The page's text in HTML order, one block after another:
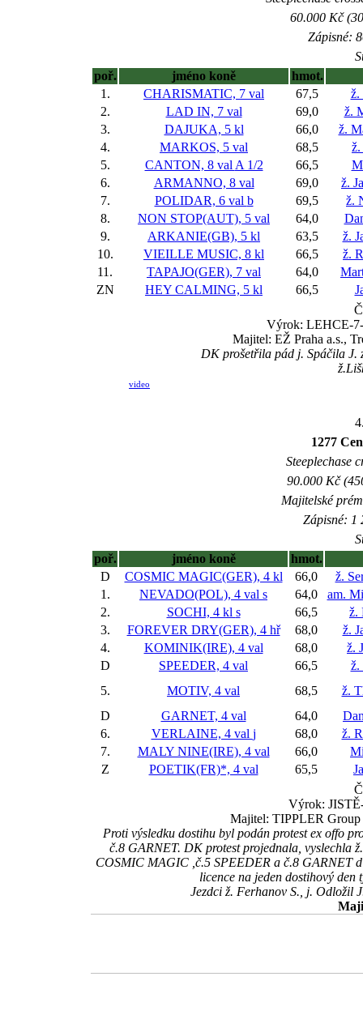
60.000 Kč
Zápisné:
poř.
jméno koně
hmot.
1.
CHARISMATIC, 7 val 67,5
ž.
2.
LAD IN, 7 val 69,0
ž.
3.
DAJUKA, 5 kl 66,0
ž.
4.
MARKOS, 5 val 68,5
ž.
5.
CANTON, 8 val A 1/2 66,5
6.
ARMANNO, 8 val 69,0
ž.
7.
POLIDAR, 6 val b 69,5
ž.
8.
NON STOP(AUT), 5 val 64,0
9.
ARKANIE(GB), 5 kl 63,5
ž.
10.
VIEILLE MUSIC, 8 kl 66,5
ž.
11.
TAPAJO(GER), 7 val 64,0
ZN
HEY CALMING, 5 kl 66,5
Výrok: LEHCE-7-
Majitel: EŽ Praha a.s.,
DK prošetřila pád j. Spáčila J.
video
1277
Steeplechase
90.000 Kč
Majitelské
Zápisné: 1
poř.
jméno koně
hmot.
D
COSMIC MAGIC(GER), 4 kl 66,0
ž.
1.
NEVADO(POL), 4 val s 64,0
am.
2.
SOCHI, 4 kl s 66,5
ž.
3.
FOREVER DRY(GER), 4 hř 68,0
ž.
4.
KOMINIK(IRE), 4 val 68,0
ž.
D
SPEEDER, 4 val 66,5
ž.
5.
MOTIV, 4 val 68,5
ž.
D
GARNET, 4 val 64,0
6.
VERLAINE, 4 val j 68,0
ž.
7.
MALY NINE(IRE), 4 val 66,0
Z
POETIK(FR)*, 4 val 65,5
Výrok:
Majitel: TIPPLER Group
Proti výsledku dostihu byl podán protest ex offo
č.8 GARNET. DK protest projednala, vyslechla
COSMIC MAGIC ,č.5 SPEEDER a č.8 GARNET
licence na jeden dostihový
Jezdci ž. Ferhanov S., j. Odložil